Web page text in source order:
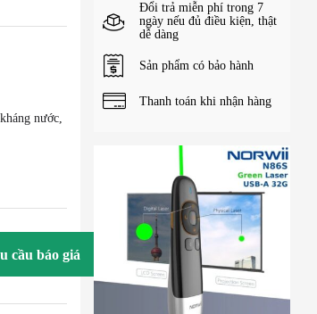
nước,
cầu báo giá
Đổi trả miễn phí trong 7
ngày nếu đủ điều kiện, thật
dễ dàng
Sản phẩm có bảo hành
Thanh toán khi nhận hàng